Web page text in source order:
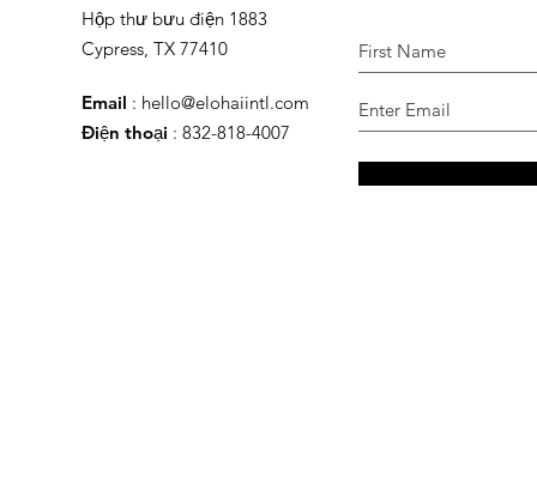
Hộp thư bưu điện 1883
Cypress, TX 77410
Email : hello@elohaiintl.com
Điện thoại : 832-818-4007